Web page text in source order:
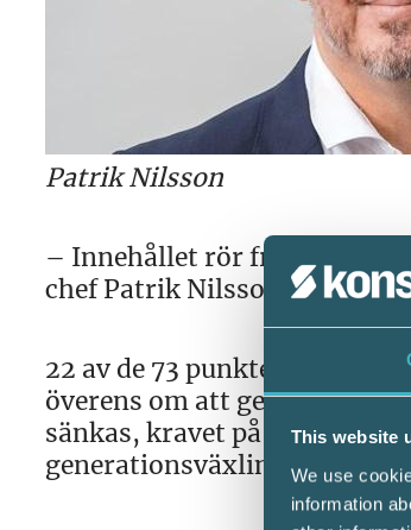
This website
We use
information
Patrik Nilsson
– Innehållet rör frågor som
chef Patrik Nilsson i ett
22 av de 73 punkter som
överens om att genomföra
sänkas, kravet på
generationsväxling i